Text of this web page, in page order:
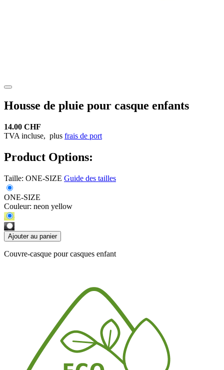
Housse de pluie pour casque enfants
14.00 CHF
TVA incluse, plus frais de port
Product Options:
Taille: ONE-SIZE Guide des tailles
ONE-SIZE
Couleur: neon yellow
Ajouter au panier
Couvre-casque pour casques enfant